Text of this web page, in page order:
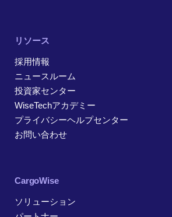
リソース
採用情報
ニュースルーム
投資家センター
WiseTechアカデミー
プライバシーヘルプセンター
お問い合わせ
CargoWise
ソリューション